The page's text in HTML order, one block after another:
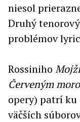
niesol
Druhý
problémov
Rossiniho
Červeným
opery) patrí ku
väčších